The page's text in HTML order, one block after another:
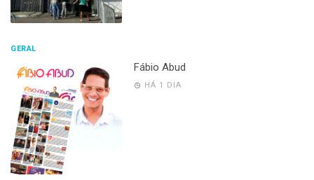
GERAL
Fábio Abud
HÁ 1 DIA